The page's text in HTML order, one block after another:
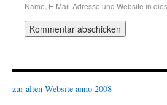
Name, E-Mail-Adresse und Website in
zur alten Website anno 2008